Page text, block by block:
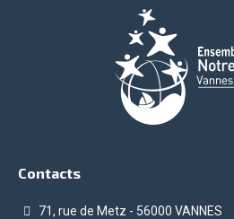
Contacts
71, rue de Metz - 56000 VANNES